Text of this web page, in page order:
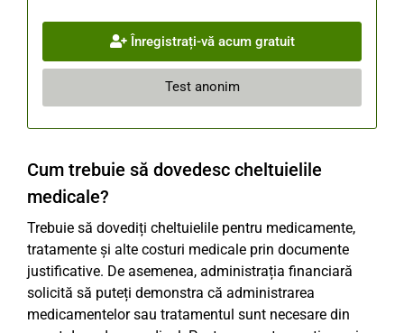
Înregistrați-vă acum gratuit
Test anonim
Cum trebuie să dovedesc cheltuielile
medicale?
Trebuie să dovediți cheltuielile pentru medicamente,
tratamente și alte costuri medicale prin documente
justificative. De asemenea, administrația financiară
solicită să puteți demonstra că administrarea
medicamentelor sau tratamentul sunt necesare din